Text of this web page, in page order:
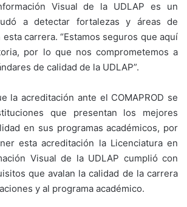
Visual de la UDLAP es un
a detectar fortalezas y áreas de
carrera. “Estamos seguros que aquí
por lo que nos comprometemos a
de calidad de la UDLAP”.
la acreditación ante el COMAPROD se
que presentan los mejores
en sus programas académicos, por
esta acreditación la Licenciatura en
Visual de la UDLAP cumplió con
que avalan la calidad de la carrera
y al programa académico.